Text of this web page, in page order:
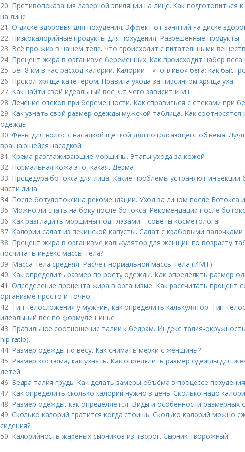
20. Противопоказания лазерной эпиляции на лице. Как подготовиться
на лице
21. О диске здоровья для похудения. Эффект от занятий на диске
22. Низкокалорийные продукты для похудения. Разрешённые продукты
23. Всё про жир в нашем теле. Что происходит с питательными
24. Процент жира в организме беременных. Как происходит набор веса
25. Бег 8 км в час расход калорий. Калории – «топливо» бега: как
26. Прокол хряща катетером. Правила ухода за пирсингом хряща уха
27. Как найти свой идеальный вес. От чего зависит ИМТ
28.Лечение отеков при беременности. Как справиться с отеками при
29. Как узнать свой размер одежды мужской таблица. Как
одежды
30. Фены для волос с насадкой щеткой для потрясающего объема.
вращающейся насадкой
31. Крема разглаживающие морщины. Этапы ухода за кожей
32. Нормальная кожа это, какая. Дерма
33. Процедура ботокса для лица. Какие проблемы устраняют инъекции
части лица
34. После ботулотоксина рекомендации. Уход за лицом после Ботокса
35. Можно ли спать на боку после ботокса. Рекомендации после
36. Как разгладить морщины под глазами – советы косметолога
37. Калории салат из пекинской капусты. Салат с крабовыми палочками
38. Процент жира в организме калькулятор для женщин по возрасту
посчитать индекс массы тела?
39. Масса тела средняя. Расчет нормальной массы тела (ИМТ)
40. Как определить размер по росту одежды. Как определить размер
41. Определение процента жира в организме. Как рассчитать процент
организме просто и точно
42. Тип телосложения у мужчин, как определить калькулятор. Тип
идеальный вес по формуле Пинье
43. Правильное соотношение талии к бедрам. Индекс талия-
hip ratio).
44. Размер одежды по весу. Как снимать мерки с женщины?
45. Размер костюма, как узнать. Как определить размер одежды для
детей
46. Бедра талия грудь. Как делать замеры объёма в процессе
47. Как определить сколько калорий нужно в день. Сколько надо
48. Размер одежды, как определяется. Виды и особенности размерных
49. Сколько калорий тратится когда стоишь. Сколько калорий можно
сидения?
50. Калорийность жареных сырников из творог. Сырник творожный